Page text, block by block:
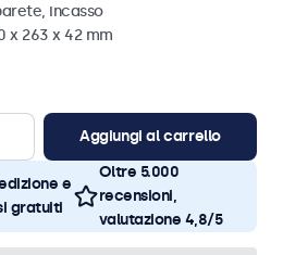
incasso
x 263 x 42 mm
Aggiungi al carrello
e
gratuiti
Oltre 5.000
recensioni,
valutazione 4,8/5